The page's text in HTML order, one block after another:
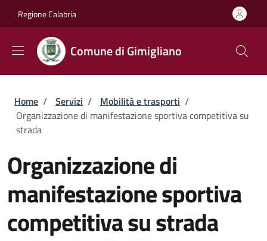
Regione Calabria
Comune di Gimigliano
Briciole di pane
Home / Servizi / Mobilità e trasporti /
Organizzazione di manifestazione sportiva competitiva su
strada
Organizzazione di
manifestazione sportiva
competitiva su strada